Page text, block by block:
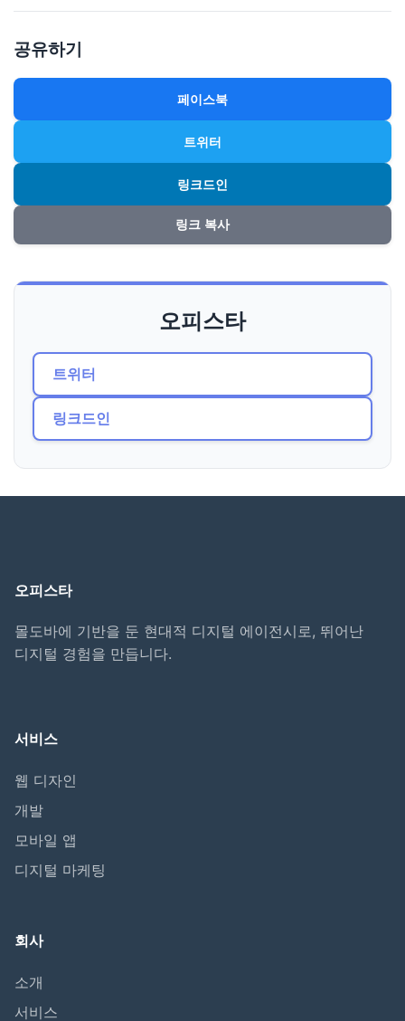
공유하기
페이스북
트위터
링크드인
링크 복사
오피스타
트위터
링크드인
오피스타
몰도바에 기반을 둔 현대적 디지털 에이전시로, 뛰어난
디지털 경험을 만듭니다.
서비스
웹 디자인
개발
모바일 앱
디지털 마케팅
회사
소개
서비스